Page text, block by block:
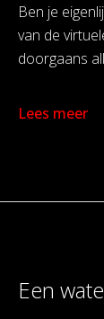
Ben je
van de
doorgaans
Lees meer
Een